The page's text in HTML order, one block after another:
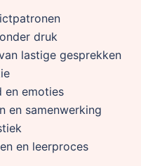
druk
lastige gesprekken
en emoties
en samenwerking
en leerproces